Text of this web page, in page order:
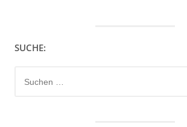
SUCHE:
nach: